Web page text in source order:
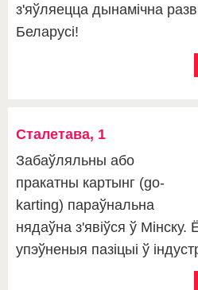
з'яўляецца дынамічна
Беларусі!
Сталетава, 1
Забаўляльны або
пракатны картынг (go-
karting) параўнальна
нядаўна з'явіўся ў
упэўненыя пазіцыі ў